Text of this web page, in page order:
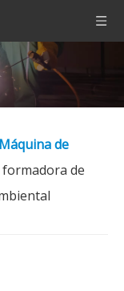
Máquina de
de